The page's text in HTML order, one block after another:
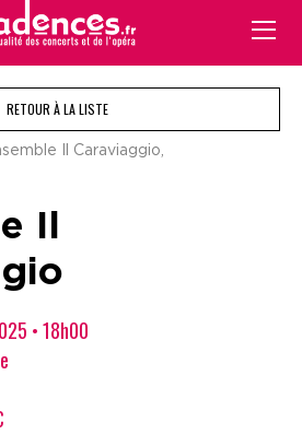
RETOUR À LA LISTE
Il Caraviaggio,
Il
• 18h00